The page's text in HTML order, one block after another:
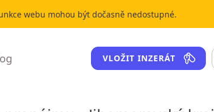
webu mohou být dočasně nedostupné.
VLOŽIT INZERÁT